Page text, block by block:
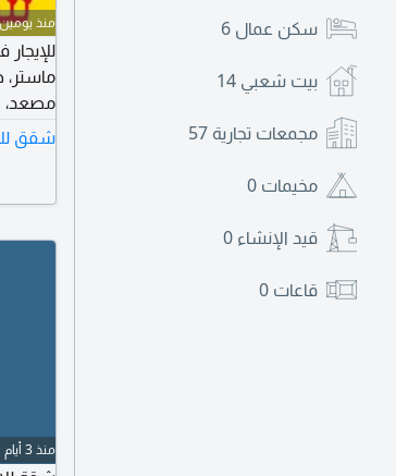
سكن عمال 6
بيت شعبي 14
مجمعات تجارية 57
مخيمات 0
قيد الإنشاء 0
قاعات 0
منذ يومين
طفلين
شقق
منذ 3 أيام